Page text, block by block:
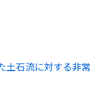
土石流に対する非常